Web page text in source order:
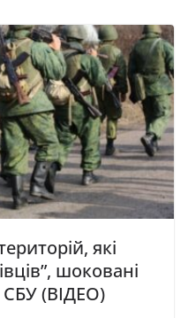
які
шоковані
(ВІДЕО)